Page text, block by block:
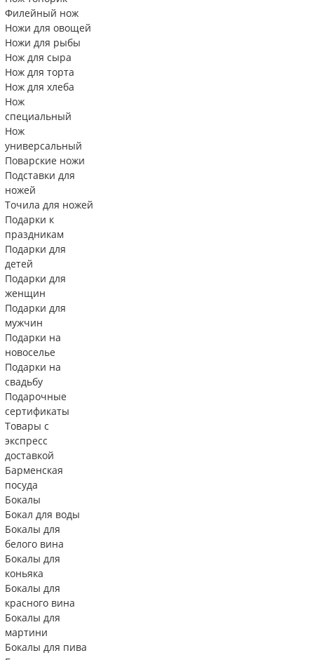
Филейный нож
Ножи для овощей
Ножи для рыбы
Нож для сыра
Нож для торта
Нож для хлеба
Нож
специальный
Нож
универсальный
Поварские ножи
Подставки для
ножей
Точила для ножей
Подарки к
праздникам
Подарки для
детей
Подарки для
женщин
Подарки для
мужчин
Подарки на
новоселье
Подарки на
свадьбу
Подарочные
сертификаты
Товары с
экспресс
доставкой
Барменская
посуда
Бокалы
Бокал для воды
Бокалы для
белого вина
Бокалы для
коньяка
Бокалы для
красного вина
Бокалы для
мартини
Бокалы для пива